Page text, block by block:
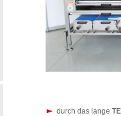
durch das lange